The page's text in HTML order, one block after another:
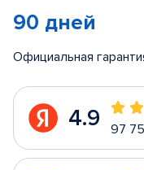
90 дней
Официальная
4.9 97